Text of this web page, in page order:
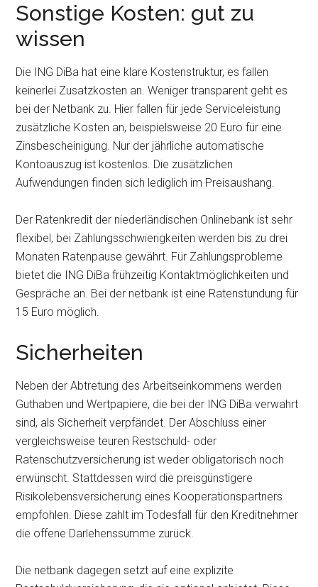
Sonstige Kosten: gut zu
wissen
Die ING DiBa hat eine klare Kostenstruktur, es fallen
keinerlei Zusatzkosten an. Weniger transparent geht es
bei der Netbank zu. Hier fallen für jede Serviceleistung
zusätzliche Kosten an, beispielsweise 20 Euro für eine
Zinsbescheinigung. Nur der jährliche automatische
Kontoauszug ist kostenlos. Die zusätzlichen
Aufwendungen finden sich lediglich im Preisaushang.
Der Ratenkredit der niederländischen Onlinebank ist sehr
flexibel, bei Zahlungsschwierigkeiten werden bis zu drei
Monaten Ratenpause gewährt. Für Zahlungsprobleme
bietet die ING DiBa frühzeitig Kontaktmöglichkeiten und
Gespräche an. Bei der netbank ist eine Ratenstundung für
15 Euro möglich.
Sicherheiten
Neben der Abtretung des Arbeitseinkommens werden
Guthaben und Wertpapiere, die bei der ING DiBa verwahrt
sind, als Sicherheit verpfändet. Der Abschluss einer
vergleichsweise teuren Restschuld- oder
Ratenschutzversicherung ist weder obligatorisch noch
erwünscht. Stattdessen wird die preisgünstigere
Risikolebensversicherung eines Kooperationspartners
empfohlen. Diese zahlt im Todesfall für den Kreditnehmer
die offene Darlehenssumme zurück.
Die netbank dagegen setzt auf eine explizite